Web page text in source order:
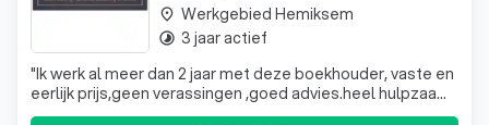
"Ik werk al meer dan 2 jaar met deze boekhouder, vaste en
eerlijk prijs,geen verassingen ,goed advies.heel hulpzaam!
Is een aanrader"
place Werkgebied Hemiksem
timelapse 3 jaar actief